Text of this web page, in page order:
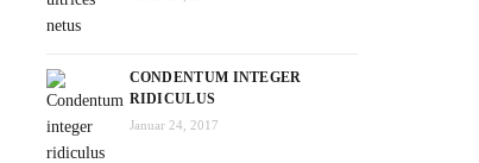
CONDENTUM INTEGER
RIDICULUS
Januar 24, 2017